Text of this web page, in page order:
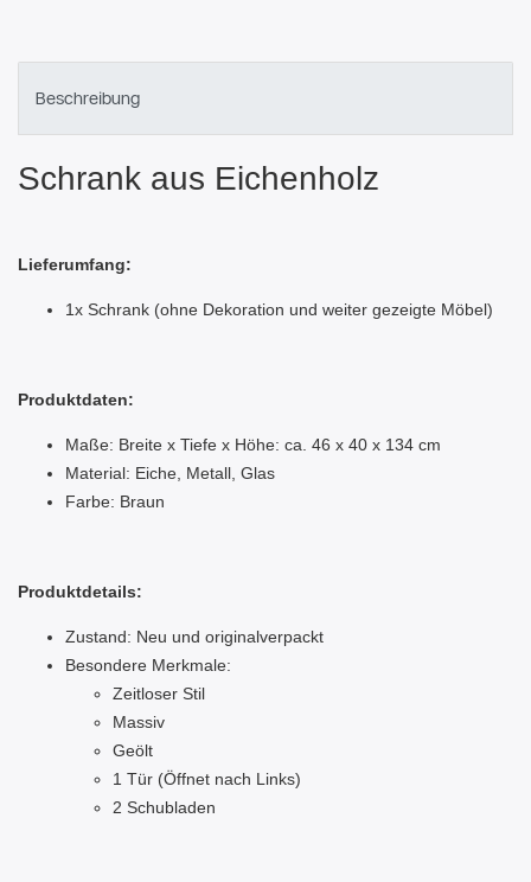
Beschreibung
Schrank aus Eichenholz
Lieferumfang:
1x Schrank (ohne Dekoration und weiter gezeigte Möbel)
Produktdaten:
Maße: Breite x Tiefe x Höhe: ca. 46 x 40 x 134 cm
Material: Eiche, Metall, Glas
Farbe: Braun
Produktdetails:
Zustand: Neu und originalverpackt
Besondere Merkmale:
Zeitloser Stil
Massiv
Geölt
1 Tür (Öffnet nach Links)
2 Schubladen